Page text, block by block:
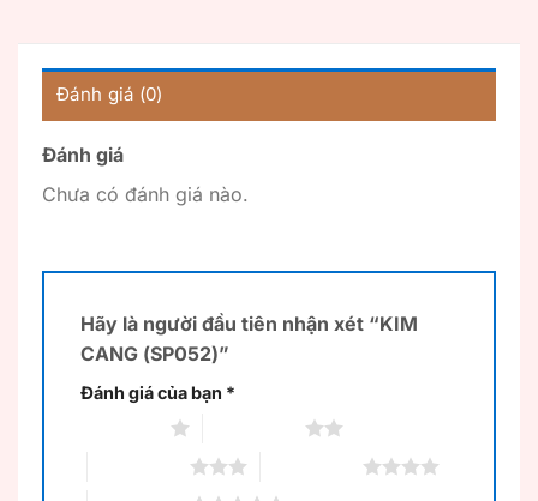
Đánh giá (0)
Đánh giá
Chưa có đánh giá nào.
Hãy là người đầu tiên nhận xét “KIM
CANG (SP052)”
Đánh giá của bạn *